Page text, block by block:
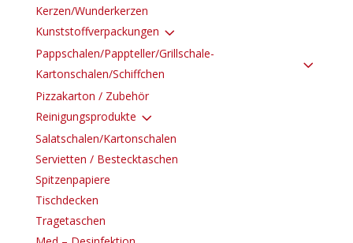
Kerzen/Wunderkerzen
Kunststoffverpackungen 3
Pappschalen/Pappteller/Grillschale-
Kartonschalen/Schiffchen
3
Pizzakarton / Zubehör
Reinigungsprodukte 3
Salatschalen/Kartonschalen
Servietten / Bestecktaschen
Spitzenpapiere
Tischdecken
Tragetaschen